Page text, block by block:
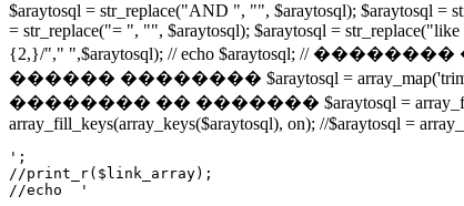
$araytosql = str_replace("AND ", "", $araytosql); $araytosql =
= str_replace("= ", "", $araytosql); $araytosql =
{2,}/"," ",$araytosql); // echo $araytosql; //
������ �������� $araytosql =
�������� �� ������� $araytosql =
array_fill_keys(array_keys($araytosql), on); //$araytosql =
';
//print_r($link_array);
//echo  '